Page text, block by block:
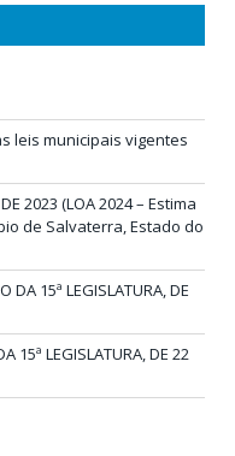
leis municipais vigentes
2023 (LOA 2024 – Estima
de Salvaterra, Estado do
DA 15ª LEGISLATURA, DE
15ª LEGISLATURA, DE 22